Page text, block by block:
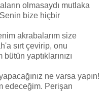
olmasaydı mutlaka
bize hiçbir
akrabalarım size
sırt çevirip, onu
yaptıklarınızı
ne varsa yapın!
edeceğim. Perişan